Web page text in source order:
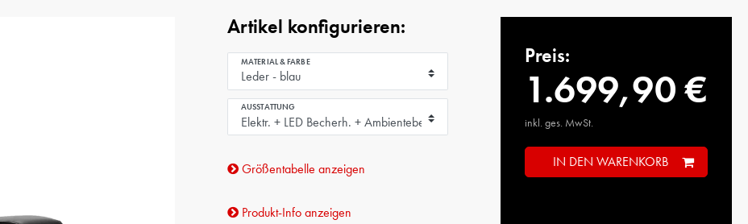
Artikel konfigurieren:
MATERIAL & FARBE
AUSSTATTUNG
Größentabelle anzeigen
Produkt-Info anzeigen
Preis:
1.699,90 €
inkl. ges. MwSt.
IN DEN WARENKORB